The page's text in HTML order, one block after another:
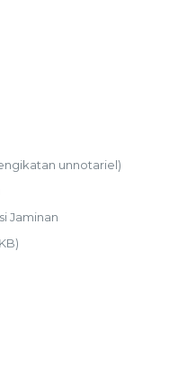
unnotariel)
Jaminan